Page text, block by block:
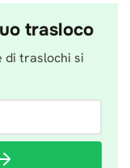
trasloco
di traslochi si